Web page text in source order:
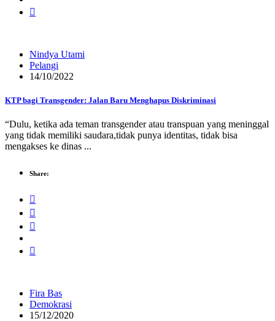
Nindya Utami
Pelangi
14/10/2022
KTP bagi Transgender: Jalan Baru Menghapus Diskriminasi
“Dulu, ketika ada teman transgender atau transpuan yang meninggal
yang tidak memiliki saudara,tidak punya identitas, tidak bisa
mengakses ke dinas ...
Share:
Fira Bas
Demokrasi
15/12/2020